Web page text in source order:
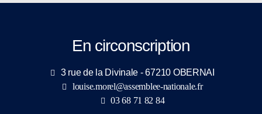
En circonscription
3 rue de la Divinale - 67210 OBERNAI
louise.morel@assemblee-nationale.fr
03 68 71 82 84